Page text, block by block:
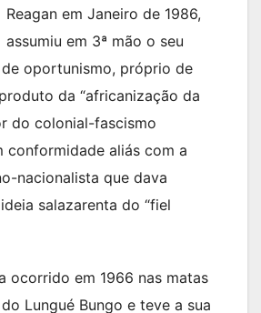
Reagan em Janeiro de 1986,
assumiu em 3ª mão o seu
oportunismo, próprio de
da “africanização da
do colonial-fascismo
conformidade aliás com a
nacionalista que dava
salazarenta do “fiel
ocorrido em 1966 nas matas
Lungué Bungo e teve a sua